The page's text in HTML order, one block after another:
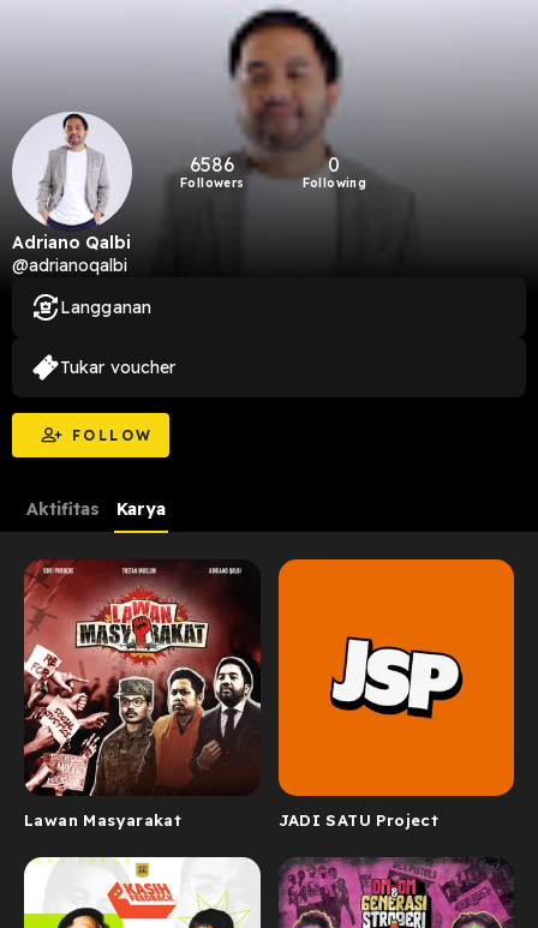
6586
Followers
0
Following
Adriano Qalbi
@adrianoqalbi
FOLLOW
Langganan
Tukar voucher
Aktifitas Karya
Lawan Masyarakat JADI SATU Project